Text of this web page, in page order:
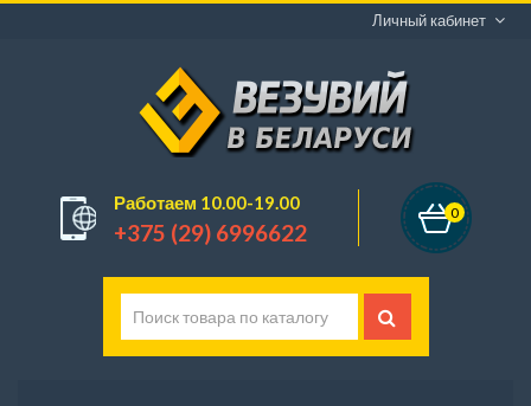
Личный кабинет
Работаем 10.00-19.00
+375 (29) 6996622
0